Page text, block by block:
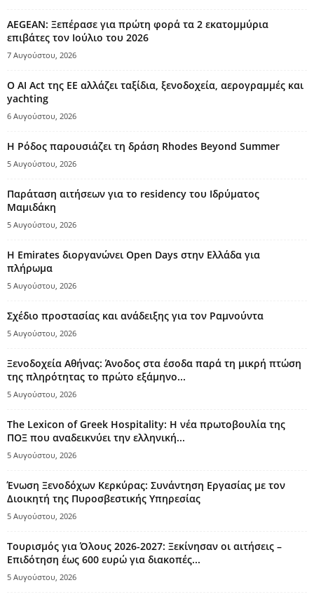
AEGEAN: Ξεπέρασε για πρώτη φορά τα 2 εκατομμύρια
επιβάτες τον Ιούλιο του 2026
7 Αυγούστου, 2026
Ο AI Act της ΕΕ αλλάζει ταξίδια, ξενοδοχεία, αερογραμμές και
yachting
6 Αυγούστου, 2026
Η Ρόδος παρουσιάζει τη δράση Rhodes Beyond Summer
5 Αυγούστου, 2026
Παράταση αιτήσεων για το residency του Ιδρύματος
Μαμιδάκη
5 Αυγούστου, 2026
Η Emirates διοργανώνει Open Days στην Ελλάδα για
πλήρωμα
5 Αυγούστου, 2026
Σχέδιο προστασίας και ανάδειξης για τον Ραμνούντα
5 Αυγούστου, 2026
Ξενοδοχεία Αθήνας: Άνοδος στα έσοδα παρά τη μικρή πτώση
της πληρότητας το πρώτο εξάμηνο...
5 Αυγούστου, 2026
The Lexicon of Greek Hospitality: Η νέα πρωτοβουλία της
ΠΟΞ που αναδεικνύει την ελληνική...
5 Αυγούστου, 2026
Ένωση Ξενοδόχων Κερκύρας: Συνάντηση Εργασίας με τον
Διοικητή της Πυροσβεστικής Υπηρεσίας
5 Αυγούστου, 2026
Τουρισμός για Όλους 2026-2027: Ξεκίνησαν οι αιτήσεις –
Επιδότηση έως 600 ευρώ για διακοπές...
5 Αυγούστου, 2026